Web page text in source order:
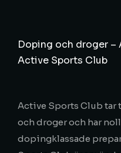
Doping och droger
Active Sports Club
Active Sports Club
och droger och har
dopingklassade